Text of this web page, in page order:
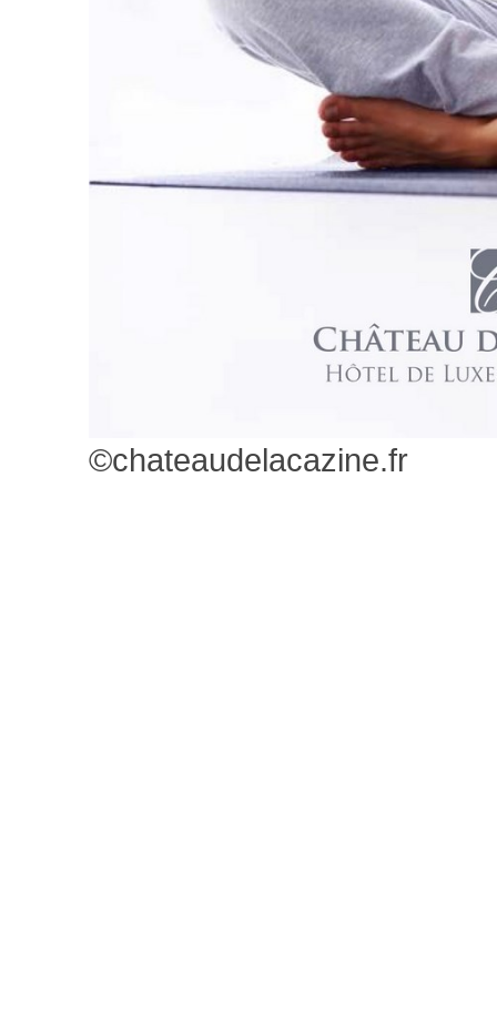
©chateaudelacazine.fr